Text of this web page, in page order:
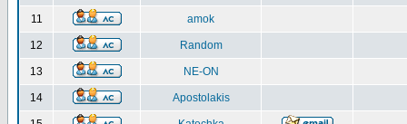
11 amok
12 Random
13 NE-ON
14 Apostolakis